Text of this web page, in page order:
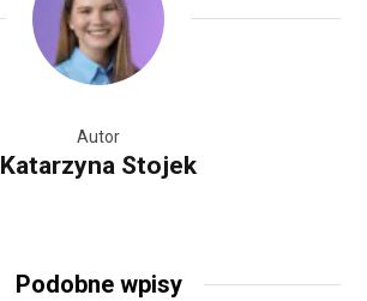
Autor
Katarzyna Stojek
Podobne wpisy